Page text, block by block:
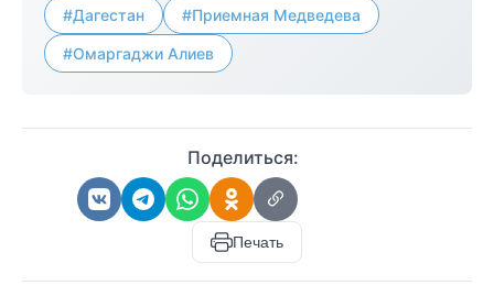
#Дагестан #Приемная Медведева
#Омаргаджи Алиев
Поделиться:
Печать